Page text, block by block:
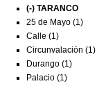
(-) TARANCO
25 de Mayo (1)
Calle (1)
Circunvalación (1)
Durango (1)
Palacio (1)